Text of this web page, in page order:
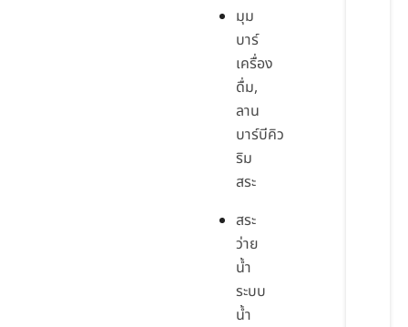
มุม
บาร์
เครื่อง
ดื่ม,
ลาน
บาร์บีคิว
ริม
สระ
สระ
ว่าย
น้ำ
ระบบ
น้ำ